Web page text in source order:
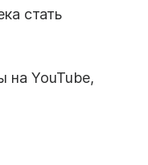
стать
на YouTube,